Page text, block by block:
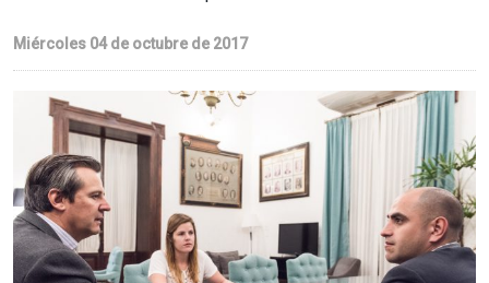
Miércoles 04 de octubre de 2017